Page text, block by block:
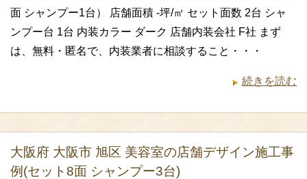
面 シャンプー1台） 店舗面積 -坪/㎡ セット面数 2台 シャ
ンプー台 1台 内装カラー ダーク 店舗内装会社 F社 まず
は、無料・匿名で、内装業者に相談すること・・・
続きを読む
大阪府 大阪市 旭区 美容室の店舗デザイン施工事
例(セット8面 シャンプー3台)